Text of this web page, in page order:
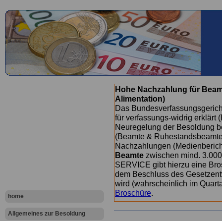
home
Allgemeines zur Besoldung
Hohe Nachzahlung für
Alimentation)
Das
für verfassungs-widrig erklärt
Neuregelung der Besoldung
(Beamte &
Nachzahlungen
Beamte zwischen mind.
SERVICE gibt hierzu eine
dem Beschluss des
wird (wahrscheinlich im
Broschüre.